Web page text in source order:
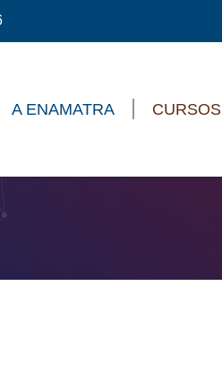
A ENAMATRA CURSOS